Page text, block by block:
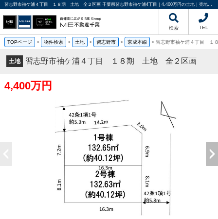
習志野市袖ケ浦４丁目 １８期 土地 全２区画 千葉県習志野市袖ケ浦4丁目｜4,400万円の土地｜売地や分譲地情報｜ME不動産千葉
検索 TEL
TOPページ > 物件検索 > 土地 > 習志野市 > 京成本線 > 習志野市袖ケ浦４丁目
土地 習志野市袖ケ浦４丁目 １８期 土地 全２区画
4,400万円